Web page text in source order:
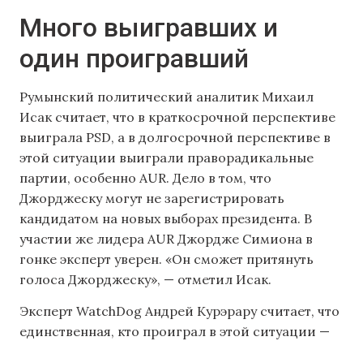
Много выигравших и
один проигравший
Румынский политический аналитик Михаил
Исак считает, что в краткосрочной перспективе
выиграла PSD, а в долгосрочной перспективе в
этой ситуации выиграли праворадикальные
партии, особенно AUR. Дело в том, что
Джорджеску могут не зарегистрировать
кандидатом на новых выборах президента. В
участии же лидера AUR Джордже Симиона в
гонке эксперт уверен. «Он сможет притянуть
голоса Джорджеску», — отметил Исак.
Эксперт WatchDog Андрей Курэрару считает, что
единственная, кто проиграл в этой ситуации —